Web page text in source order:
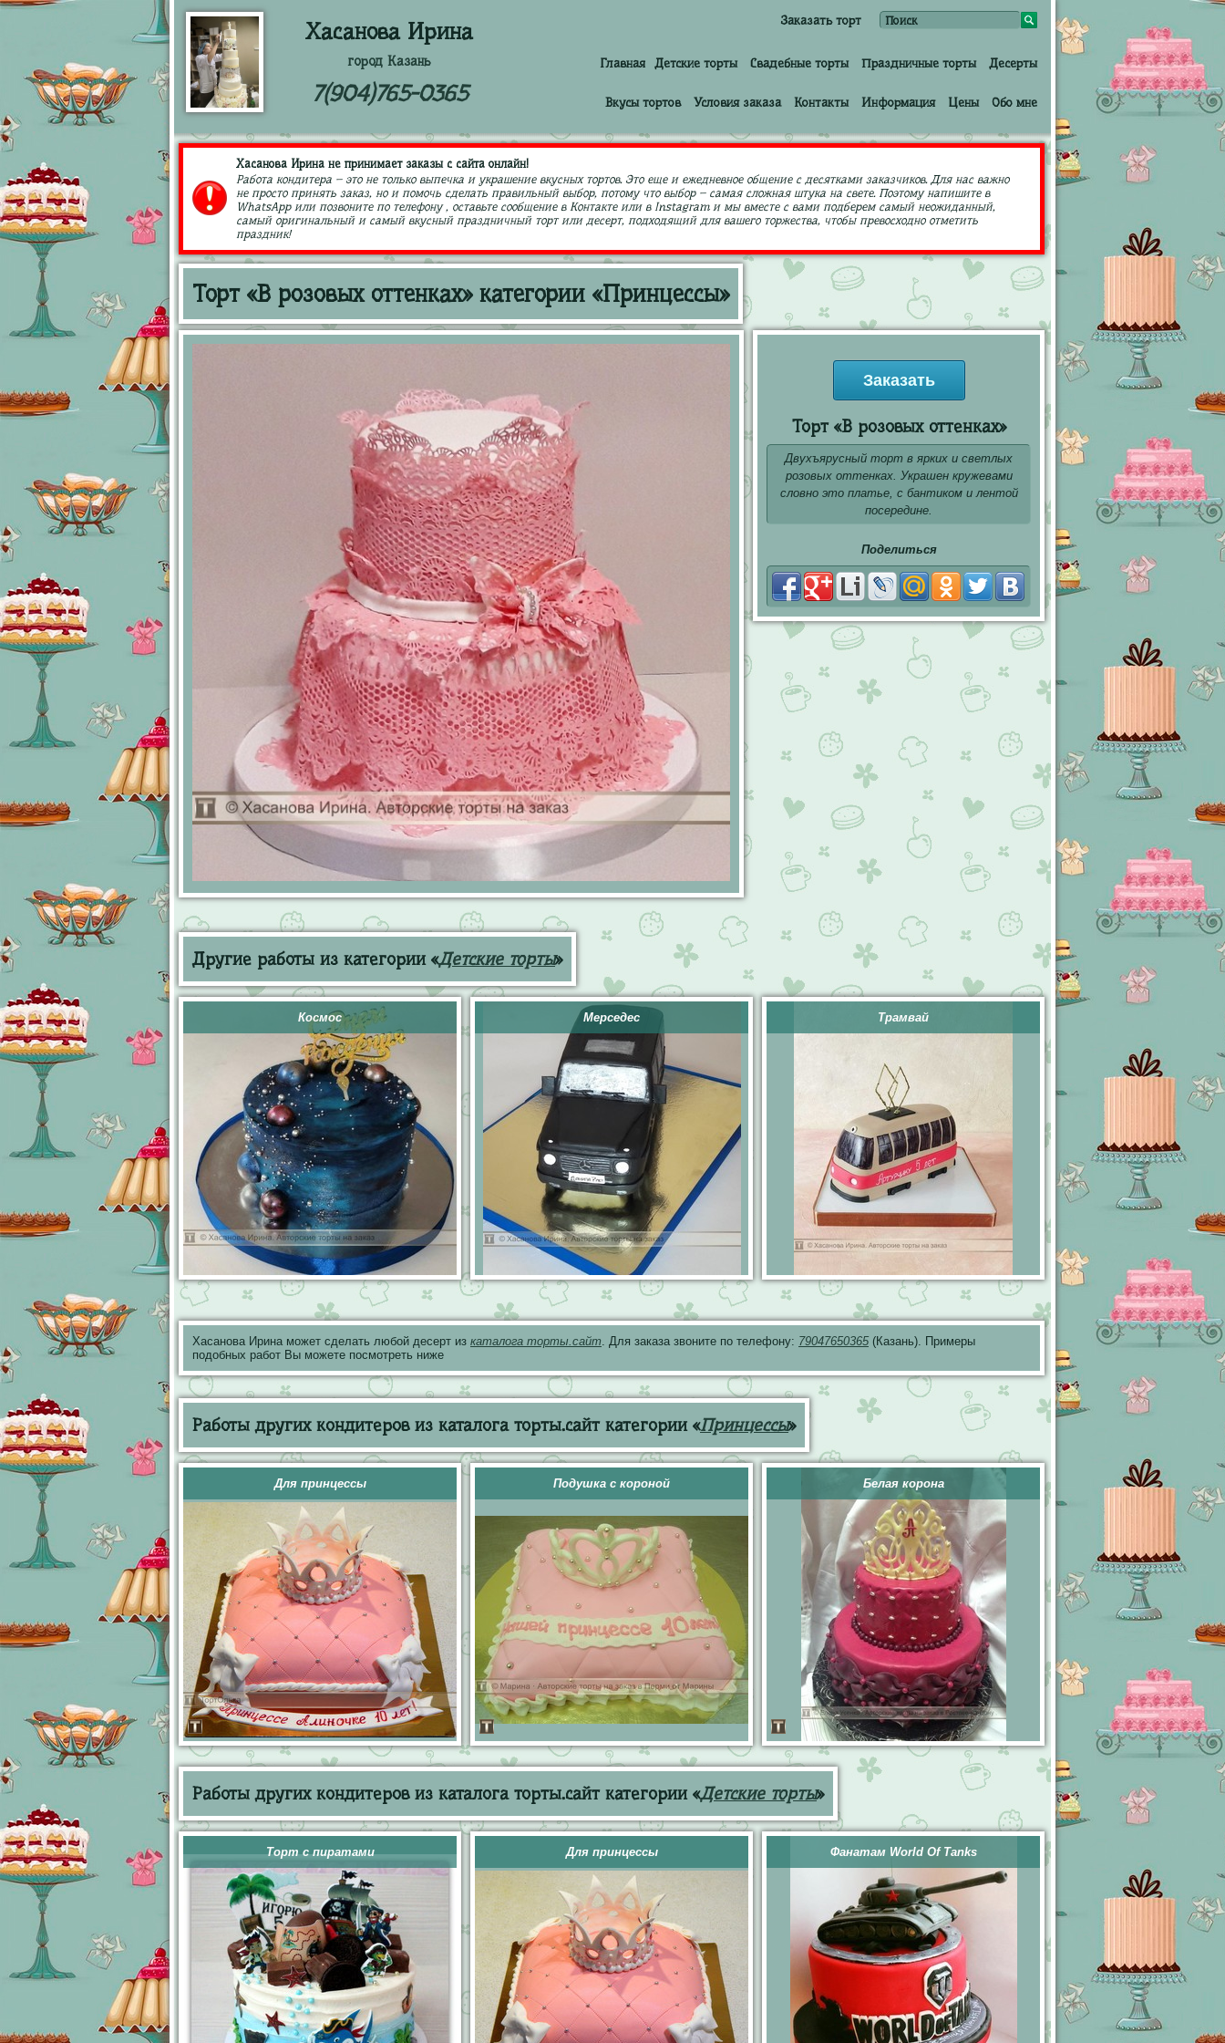
Хасанова Ирина
город Казань
7(904)765-0365
Заказать торт
Главная Детские торты Свадебные торты Праздничные торты Десерты
Вкусы тортов Условия заказа Контакты Информация Цены Обо мне
Хасанова Ирина не принимает заказы с сайта онлайн!
Работа кондитера – это не только выпечка и украшение вкусных тортов. Это еще и ежедневное общение с десятками заказчиков. Для нас важно
не просто принять заказ, но и помочь сделать правильный выбор, потому что выбор – самая сложная штука на свете. Поэтому напишите в
WhatsApp или позвоните по телефону , оставьте сообщение в Контакте или в Instagram и мы вместе с вами подберем самый неожиданный,
самый оригинальный и самый вкусный праздничный торт или десерт, подходящий для вашего торжества, чтобы превосходно отметить
праздник!
Торт «В розовых оттенках» категории «Принцессы»
Заказать
Торт «В розовых оттенках»
Двухъярусный торт в ярких и светлых
розовых оттенках. Украшен кружевами
словно это платье, с бантиком и лентой
посередине.
Поделиться
Другие работы из категории «Детские торты»
Космос Мерседес Трамвай
Хасанова Ирина может сделать любой десерт из каталога торты.сайт. Для заказа звоните по телефону: 79047650365 (Казань). Примеры
подобных работ Вы можете посмотреть ниже
Работы других кондитеров из каталога торты.сайт категории «Принцессы»
Для принцессы Подушка с короной Белая корона
Работы других кондитеров из каталога торты.сайт категории «Детские торты»
Торт с пиратами Для принцессы Фанатам World Of Tanks